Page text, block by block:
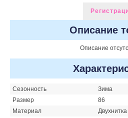
Описание
Описание
Сезонность
Зима
Размер
86
Материал